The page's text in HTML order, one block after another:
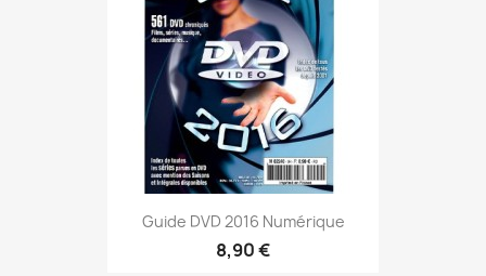
Guide DVD 2016 Numérique
8,90 €